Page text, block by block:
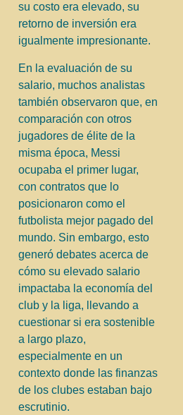
su costo era elevado, su
retorno de inversión era
igualmente impresionante.
En la evaluación de su
salario, muchos analistas
también observaron que, en
comparación con otros
jugadores de élite de la
misma época, Messi
ocupaba el primer lugar,
con contratos que lo
posicionaron como el
futbolista mejor pagado del
mundo. Sin embargo, esto
generó debates acerca de
cómo su elevado salario
impactaba la economía del
club y la liga, llevando a
cuestionar si era sostenible
a largo plazo,
especialmente en un
contexto donde las finanzas
de los clubes estaban bajo
escrutinio.